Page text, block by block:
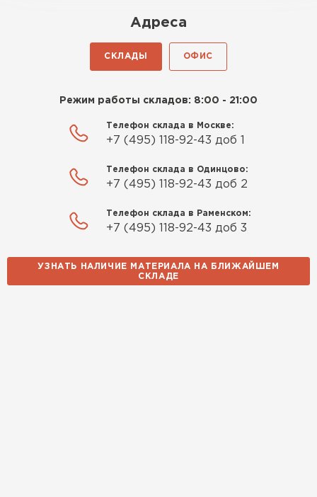
Адреса
СКЛАДЫ ОФИС
Режим работы складов: 8:00 - 21:00
Телефон склада в Москве:
+7 (495) 118-92-43 доб 1
Телефон склада в Одинцово:
+7 (495) 118-92-43 доб 2
Телефон склада в Раменском:
+7 (495) 118-92-43 доб 3
УЗНАТЬ НАЛИЧИЕ МАТЕРИАЛА НА БЛИЖАЙШЕМ
СКЛАДЕ